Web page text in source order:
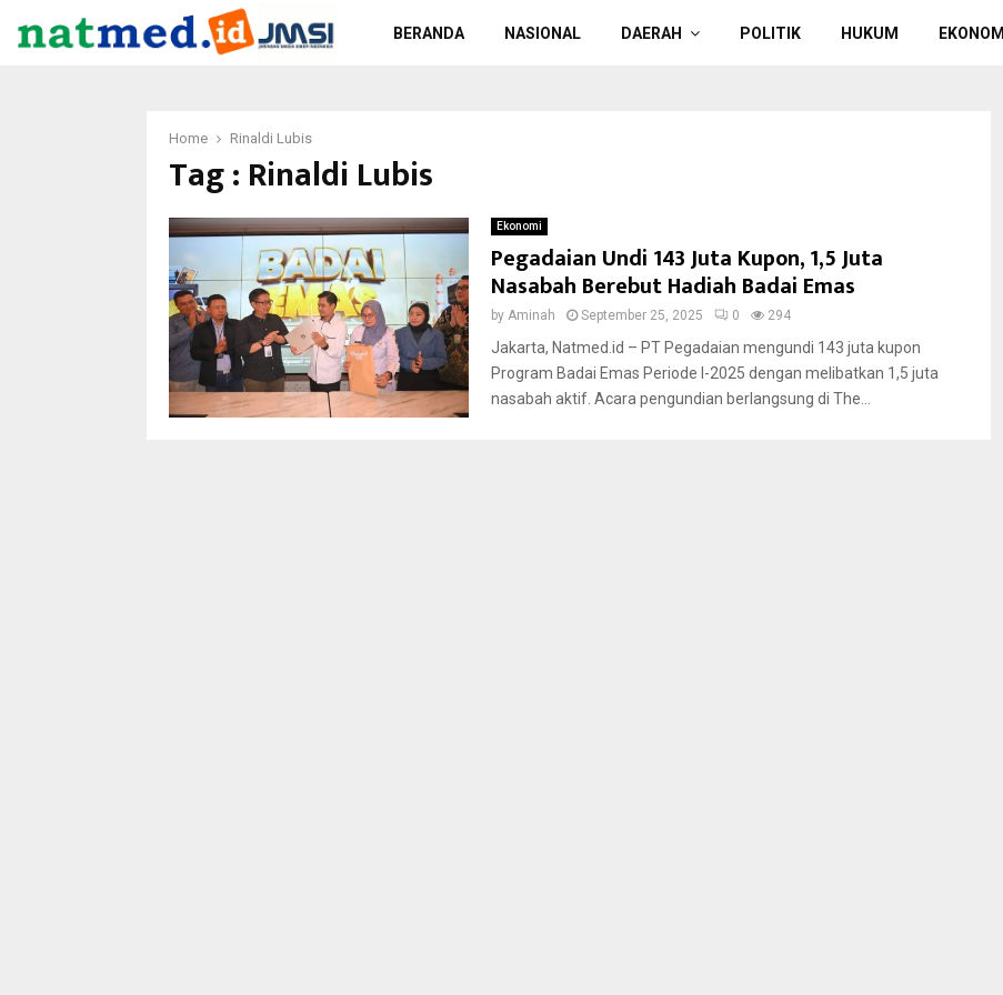
BERANDA NASIONAL DAERAH POLITIK HUKUM EKONOMI
Home Rinaldi Lubis
Tag : Rinaldi Lubis
Ekonomi
Pegadaian Undi 143 Juta Kupon, 1,5 Juta
Nasabah Berebut Hadiah Badai Emas
by Aminah September 25, 2025 0 294
Jakarta, Natmed.id – PT Pegadaian mengundi 143 juta kupon
Program Badai Emas Periode I-2025 dengan melibatkan 1,5 juta
nasabah aktif. Acara pengundian berlangsung di The...